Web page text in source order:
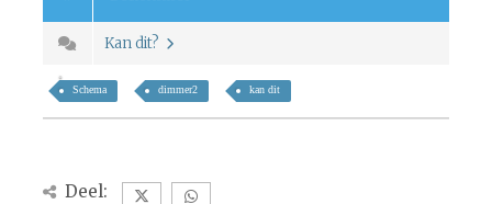
Kan dit?
Schema dimmer2 kan dit
Deel: